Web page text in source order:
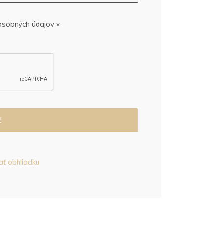
údajov v
obhliadku